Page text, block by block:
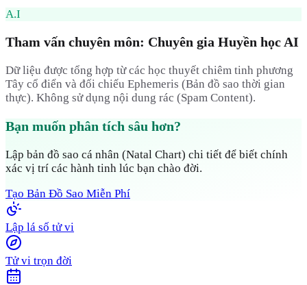
A.I
Tham vấn chuyên môn: Chuyên gia Huyền học AI
Dữ liệu được tổng hợp từ các học thuyết chiêm tinh phương
Tây cổ điển và đối chiếu Ephemeris (Bản đồ sao thời gian
thực). Không sử dụng nội dung rác (Spam Content).
Bạn muốn phân tích sâu hơn?
Lập bản đồ sao cá nhân (Natal Chart) chi tiết để biết chính
xác vị trí các hành tinh lúc bạn chào đời.
Tạo Bản Đồ Sao Miễn Phí
Lập lá số tử vi
Tử vi trọn đời